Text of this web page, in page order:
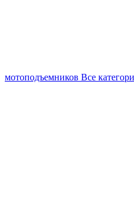
мотоподъемников Все